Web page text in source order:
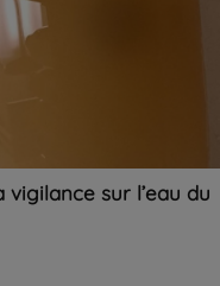
vigilance sur l’eau du